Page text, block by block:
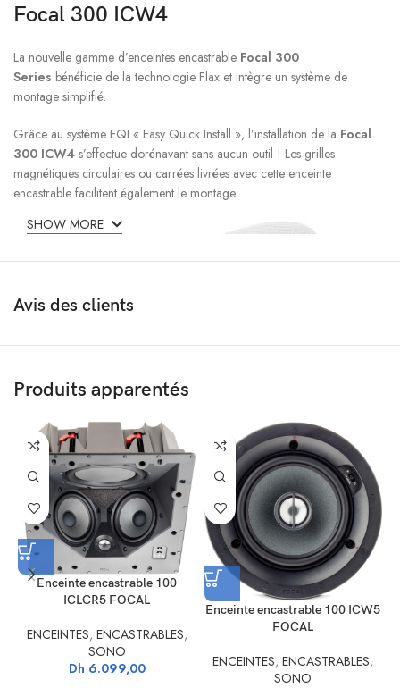
Focal 300 ICW4
La nouvelle gamme d’enceintes encastrable Focal 300
Series bénéficie de la technologie Flax et intègre un système de
montage simplifié.
Grâce au système EQI « Easy Quick Install », l’installation de la Focal
300 ICW4 s’effectue dorénavant sans aucun outil ! Les grilles
magnétiques circulaires ou carrées livrées avec cette enceinte
encastrable facilitent également le montage.
SHOW MORE
Avis des clients
Produits apparentés
Enceinte encastrable 100
ICLCR5 FOCAL
ENCEINTES, ENCASTRABLES,
SONO
Dh 6.099,00
Enceinte encastrable 100 ICW5
FOCAL
ENCEINTES,ENCASTRABLES,
SONO